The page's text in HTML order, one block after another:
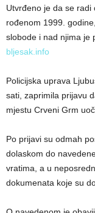
Utvrđeno je da se radi
rođenom 1999.
slobode i nad njima je
bljesak.info
Policijska uprava
sati, zaprimila prijavu
mjestu Crveni Grm
Po prijavi su odmah
dolaskom do
vratima, a u
dokumenata koje su